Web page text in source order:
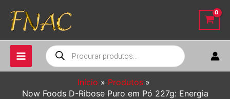
para
conteúdo
Pesquisar
produtos
Início
Produtos
Now Foods D-Ribose Puro em Pó 227g: Energia